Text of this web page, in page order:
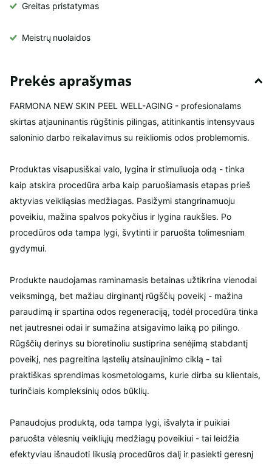
Greitas pristatymas
Meistrų nuolaidos
Prekės aprašymas
FARMONA NEW SKIN PEEL WELL-AGING - profesionalams
skirtas atjauninantis rūgštinis pilingas, atitinkantis intensyvaus
saloninio darbo reikalavimus su reikliomis odos problemomis.
Produktas visapusiškai valo, lygina ir stimuliuoja odą - tinka
kaip atskira procedūra arba kaip paruošiamasis etapas prieš
aktyvias veikliąsias medžiagas. Pasižymi stangrinamuoju
poveikiu, mažina spalvos pokyčius ir lygina raukšles. Po
procedūros oda tampa lygi, švytinti ir paruošta tolimesniam
gydymui.
Produkte naudojamas raminamasis betainas užtikrina vienodai
veiksmingą, bet mažiau dirginantį rūgščių poveikį - mažina
paraudimą ir spartina odos regeneraciją, todėl procedūra tinka
net jautresnei odai ir sumažina atsigavimo laiką po pilingo.
Rūgščių derinys su bioretinoliu sustiprina senėjimą stabdantį
poveikį, nes pagreitina ląstelių atsinaujinimo ciklą - tai
praktiškas sprendimas kosmetologams, kurie dirba su klientais,
turinčiais kompleksinių odos būklių.
Panaudojus produktą, oda tampa lygi, išvalyta ir puikiai
paruošta vėlesnių veikliųjų medžiagų poveikiui - tai leidžia
efektyviau išnaudoti likusią procedūros dalį ir pasiekti geresnį